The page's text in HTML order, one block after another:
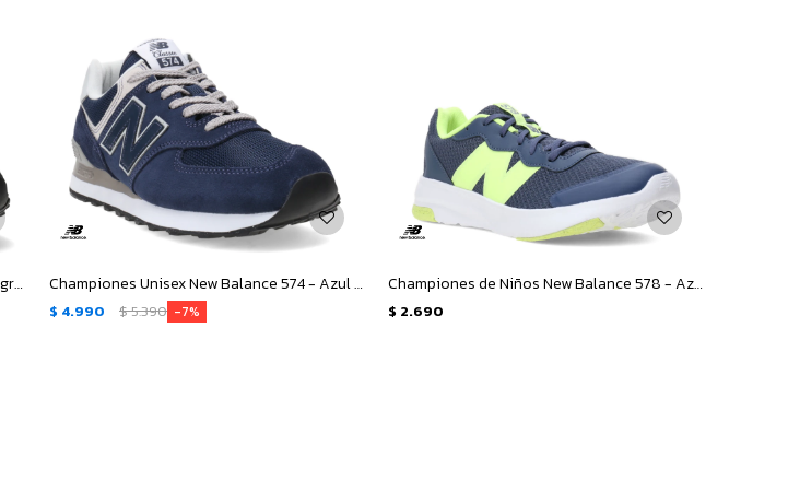
Championes Unisex New Balance 574 - Negro - Gris Championes Unisex New Balance 574 - Azul Marino - Gris
$ 4.990 $5.390 7
Championes de Niños New Balance 578 - Azul - Amarillo Fluo
$ 2.690